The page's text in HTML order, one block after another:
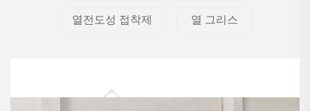
열전도성 접착제 열 그리스